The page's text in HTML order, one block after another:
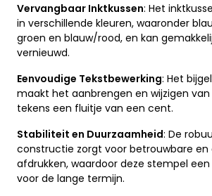
Vervangbaar Inktkussen: Het
in verschillende kleuren, waaronder
groen en blauw/rood, en kan
vernieuwd.
Eenvoudige Tekstbewerking: Het
maakt het aanbrengen en wijzigen
tekens een fluitje van een cent.
Stabiliteit en Duurzaamheid: De
constructie zorgt voor betrouwbare en
afdrukken, waardoor deze stempel
voor de lange termijn.